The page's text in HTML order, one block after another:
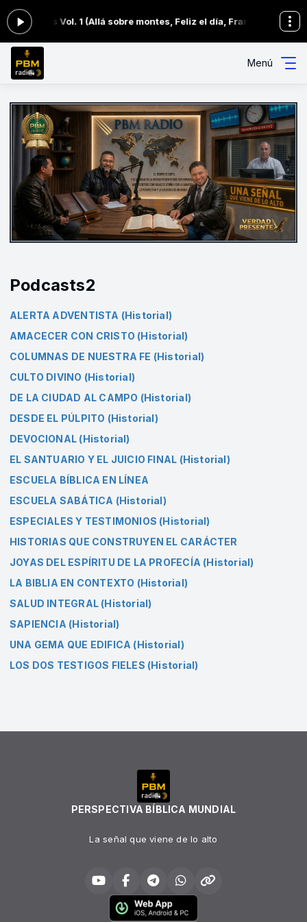
Vol. 1 (Allá sobre montes, Feliz el día, Francas las
Menú
Podcasts2
ALERTA ADVENTISTA (Historial)
AMACECER CON CRISTO (Historial)
COLUMNAS DE NUESTRA FE (Historial)
CULTO DIVINO (Historial)
DE LA CIUDAD AL CAMPO (Historial)
DESDE EL PÚLPITO (Historial)
DEVOCIONAL (Historial)
EL SANTUARIO Y EL JUICIO FINAL (Historial)
ESCUELA BÍBLICA EN LÍNEA
ESCUELA SABÁTICA (Historial)
ESPECIALES Y TESTIMONIOS (Historial)
HISTORIAS QUE CONSTRUYEN EL CARÁCTER
JOYAS DEL ESPÍRITU DE LA PROFECÍA (Historial)
LA BIBLIA EN CONTEXTO (Historial)
SALUD INTEGRAL (Historial)
SAPIENCIA (Historial)
UNA GEMA QUE EDIFICA (Historial)
LOS DOS TESTIGOS FIELES (Historial)
PERSPECTIVA BÍBLICA MUNDIAL
La señal que viene de lo alto